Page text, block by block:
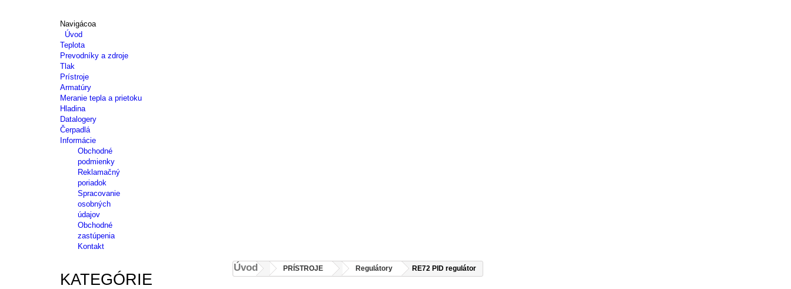
Navigácoa
Úvod
Teplota
Prevodníky a zdroje
Tlak
Prístroje
Armatúry
Meranie tepla a prietoku
Hladina
Datalogery
Čerpadlá
Informácie
Obchodné
podmienky
Reklamačný
poriadok
Spracovanie
osobných
údajov
Obchodné
zastúpenia
Kontakt
KATEGÓRIE
Úvod PRÍSTROJE Regulátory RE72 PID regulátor